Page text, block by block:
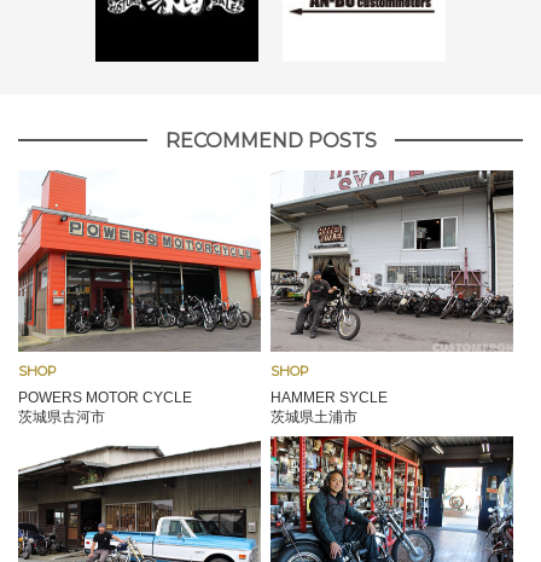
RECOMMEND POSTS
SHOP
POWERS MOTOR CYCLE
茨城県古河市
SHOP
HAMMER SYCLE
茨城県土浦市